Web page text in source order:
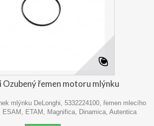
Ozubený řemen motoru mlýnku
mlýnku DeLonghi, 5332224100, řemen mlecího
ESAM, ETAM, Magnifica, Dinamica, Autentica